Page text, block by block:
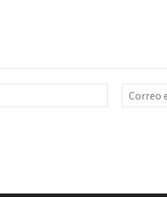
Nombre:*